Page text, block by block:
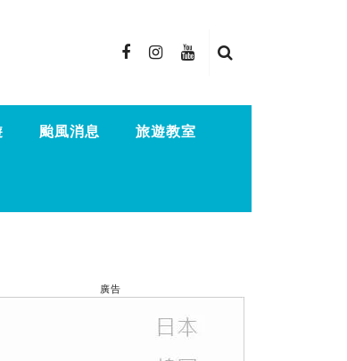
颱風消息 旅遊教室
廣告